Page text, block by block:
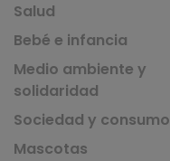
Salud
Bebé e infancia
Medio ambiente y
solidaridad
Sociedad y consumo
Mascotas